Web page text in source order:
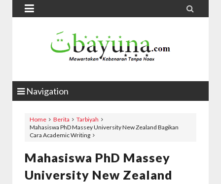
 
Navigation
Home Berita
Tarbiyah
Mahasiswa PhD Massey University New Zealand Bagikan
Cara Academic Writing
Mahasiswa PhD Massey
University New Zealand